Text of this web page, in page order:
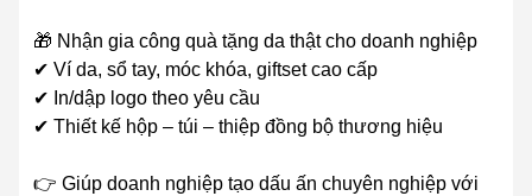
🎁 Nhận gia công quà tặng da thật cho doanh nghiệp
✔ Ví da, sổ tay, móc khóa, giftset cao cấp
✔ In/dập logo theo yêu cầu
✔ Thiết kế hộp – túi – thiệp đồng bộ thương hiệu
👉 Giúp doanh nghiệp tạo dấu ấn chuyên nghiệp với